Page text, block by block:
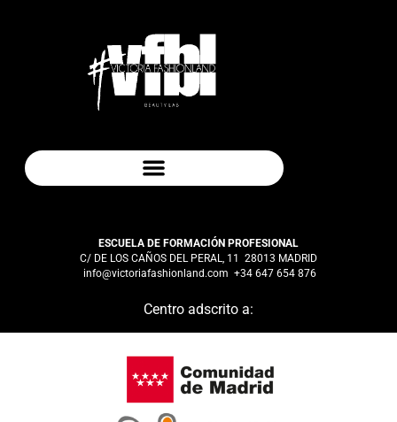
ESCUELA DE FORMACIÓN PROFESIONAL
C/ DE LOS CAÑOS DEL PERAL, 11 28013 MADRID
info@victoriafashionland.com +34 647 654 876
Centro adscrito a: